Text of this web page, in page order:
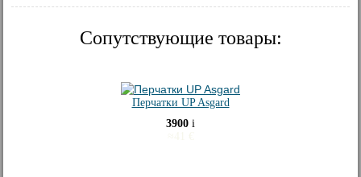
Сопутствующие товары:
Перчатки UP Asgard
3900 i